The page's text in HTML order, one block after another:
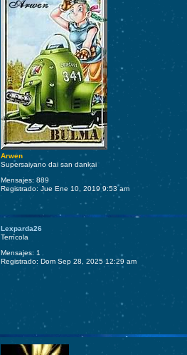
Arwen
Supersaiyano dai san dankai
Mensajes: 889
Registrado: Jue Ene 10, 2019 9:53 am
Lexparda26
Terrícola
Mensajes: 1
Registrado: Dom Sep 28, 2025 12:29 am